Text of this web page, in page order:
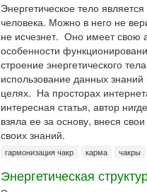
Энергетическое тело
человека. Можно в него не
не исчезнет. Оно имеет свою
особенности
строение энергетического
использование данных знаний
целях. На просторах
интересная статья, автор
взяла ее за основу, внеся
своих знаний.
гармонизация чакр карма чакры
Энергетическая